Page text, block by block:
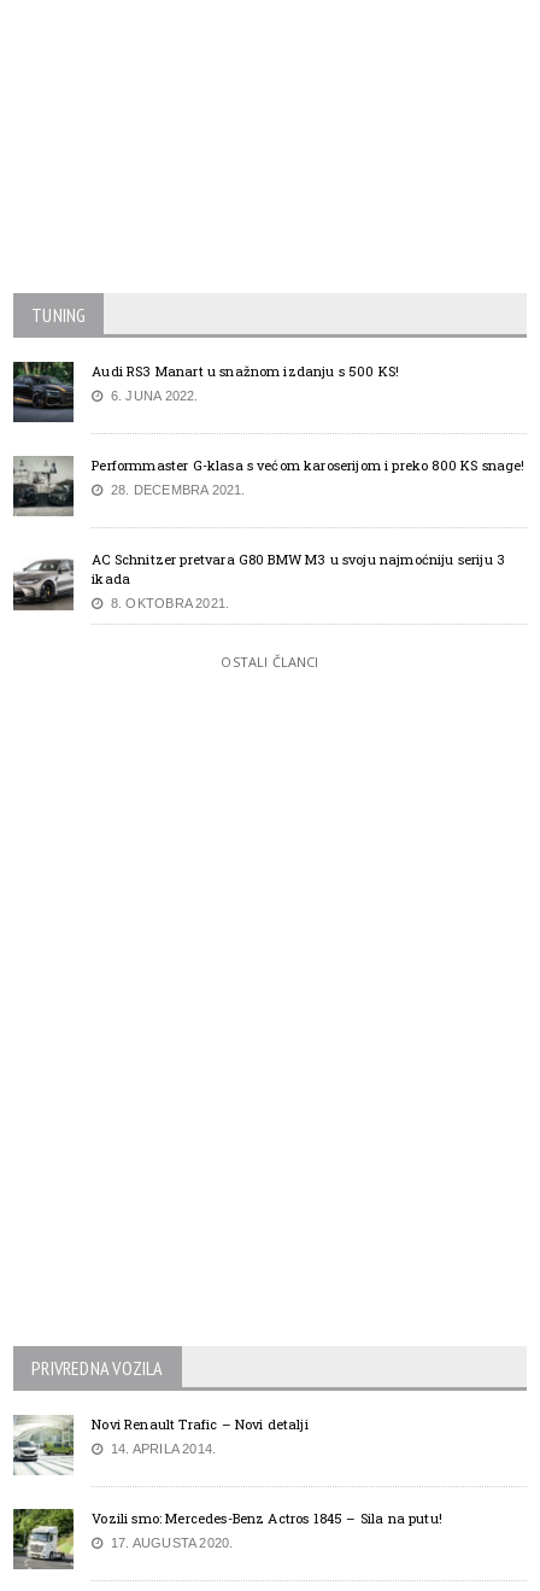
TUNING
Audi RS3 Manart u snažnom izdanju s 500 KS!
6. JUNA 2022.
Performmaster G-klasa s većom karoserijom i preko 800 KS snage!
28. DECEMBRA 2021.
AC Schnitzer pretvara G80 BMW M3 u svoju najmoćniju seriju 3
ikada
8. OKTOBRA 2021.
OSTALI ČLANCI
PRIVREDNA VOZILA
Novi Renault Trafic – Novi detalji
14. APRILA 2014.
Vozili smo: Mercedes-Benz Actros 1845 – Sila na putu!
17. AUGUSTA 2020.